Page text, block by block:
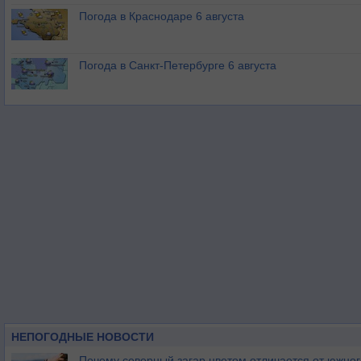
Погода в Краснодаре 6 августа
Погода в Санкт-Петербурге 6 августа
НЕПОГОДНЫЕ НОВОСТИ